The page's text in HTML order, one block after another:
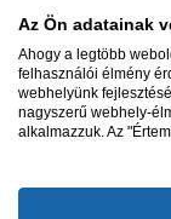
Az Ön adatainak
Ahogy a legtöbb
felhasználói élmény
webhelyünk
nagyszerű webhely-
alkalmazzuk. Az